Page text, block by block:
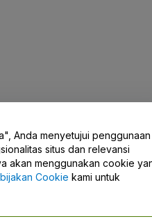
Kami
Anda menyetujui penggunaan
situs dan relevansi
akan menggunakan cookie
Cookie kami untuk